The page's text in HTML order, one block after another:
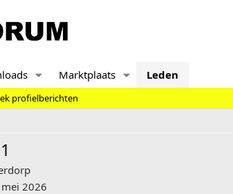
Marktplaats Leden
profielberichten
2026